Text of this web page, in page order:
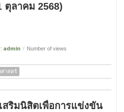
ตุลาคม 2568)
admin / Number of views
าสตร์
สริมนิสิตเพื่อการแข่งขัน